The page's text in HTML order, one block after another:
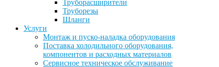
Труборасширители
Труборезы
Шланги
Услуги
Монтаж и пуско-наладка оборудования
Поставка холодильного оборудования,
компонентов и расходных материалов
Сервисное техническое обслуживание